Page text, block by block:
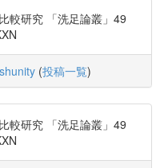
較研究 「洗足論叢」49
(投稿一覧)
較研究 「洗足論叢」49